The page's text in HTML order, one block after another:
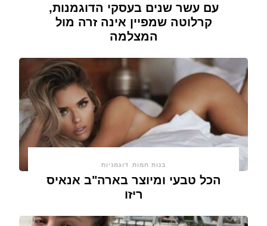
עם עשר שנים בעסקי הדוגמנות,
קרלוטה שמפיין אינה זרה מול
המצלמה
בנות חמות דוגמניות
הכל טבעי ומיוצר בארה"ב אנאיס
ריזו